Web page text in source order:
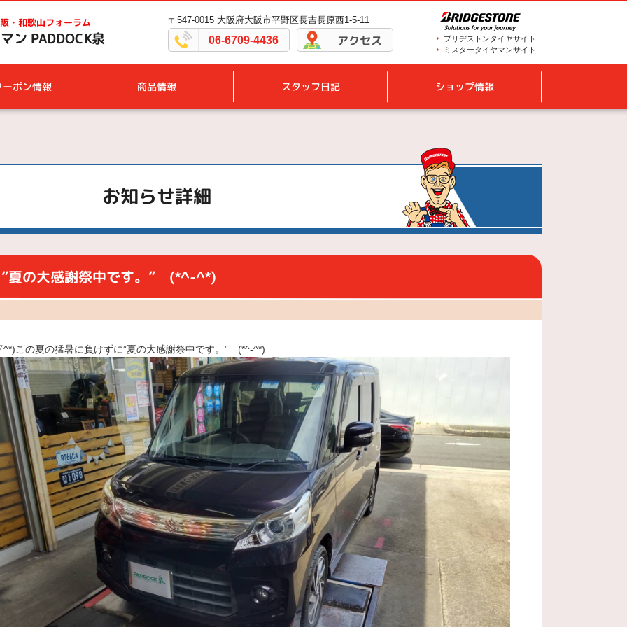
・和歌山フォーラム
ン PADDOCK泉
〒547-0015 大阪府大阪市平野区長吉長原西1-5-11
06-6709-4436 アクセス
ブリヂストンタイヤサイト
ミスタータイヤマンサイト
ポン情報 商品情報 スタッフ日記 ショップ情報
お知らせ詳細
夏の大感謝祭中です。” (*^-^*)
この夏の猛暑に負けずに”夏の大感謝祭中です。” (*^-^*)